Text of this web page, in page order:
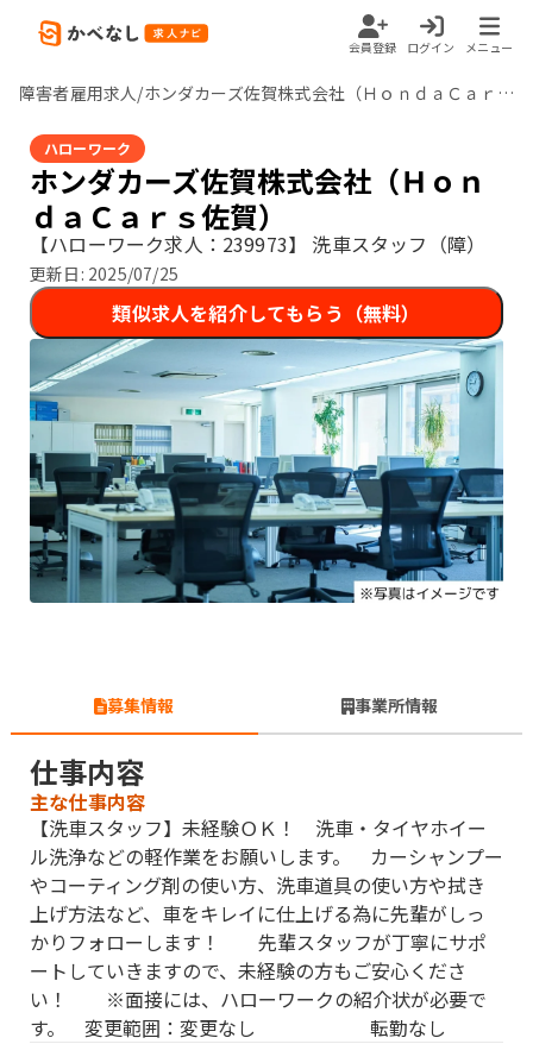
会員登録 ログイン メニュー
障害者雇用求人/ホンダカーズ佐賀株式会社（ＨｏｎｄａＣａｒｓ佐賀）/佐賀県
ハローワーク
ホンダカーズ佐賀株式会社（Ｈｏｎ
ｄａＣａｒｓ佐賀）
【ハローワーク求人：239973】 洗車スタッフ（障）
更新日: 2025/07/25
類似求人を紹介してもらう（無料）
募集情報 事業所情報
仕事内容
主な仕事内容
【洗車スタッフ】未経験ＯＫ！ 洗車・タイヤホイー
ル洗浄などの軽作業をお願いします。 カーシャンプー
やコーティング剤の使い方、洗車道具の使い方や拭き
上げ方法など、車をキレイに仕上げる為に先輩がしっ
かりフォローします！ 先輩スタッフが丁寧にサポ
ートしていきますので、未経験の方もご安心くださ
い！ ※面接には、ハローワークの紹介状が必要で
す。 変更範囲：変更なし 転勤なし